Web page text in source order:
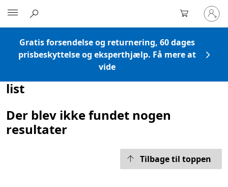
Log
på
din
Gratis forsendelse og returnering, 60 dages
prisbeskyttelse og eksperthjælp. Få mere at
vide
list
Der blev ikke fundet nogen
resultater
Tilbage til toppen